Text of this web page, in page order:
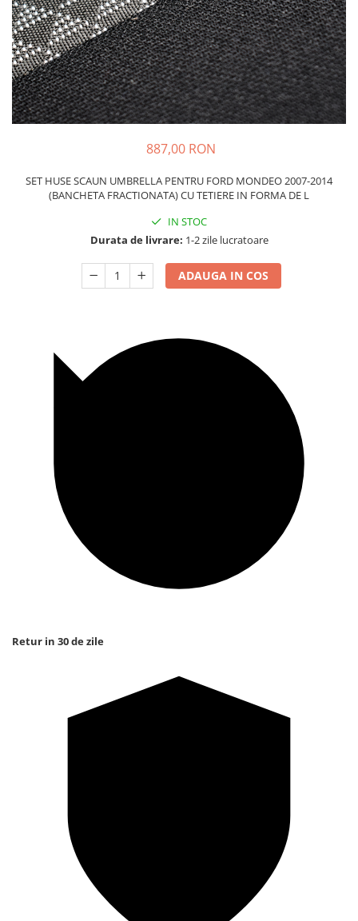
Accesorii Electronice Auto
Incarcatoare Auto
Accesorii pentru Roti si Anvelope
Husa Anvelope
Truse Chei
887,00 RON
SET HUSE SCAUN UMBRELLA PENTRU FORD MONDEO 2007-2014
(BANCHETA FRACTIONATA) CU TETIERE IN FORMA DE L
IN STOC
Durata de livrare: 1-2 zile lucratoare
ADAUGA IN COS
Retur in 30 de zile